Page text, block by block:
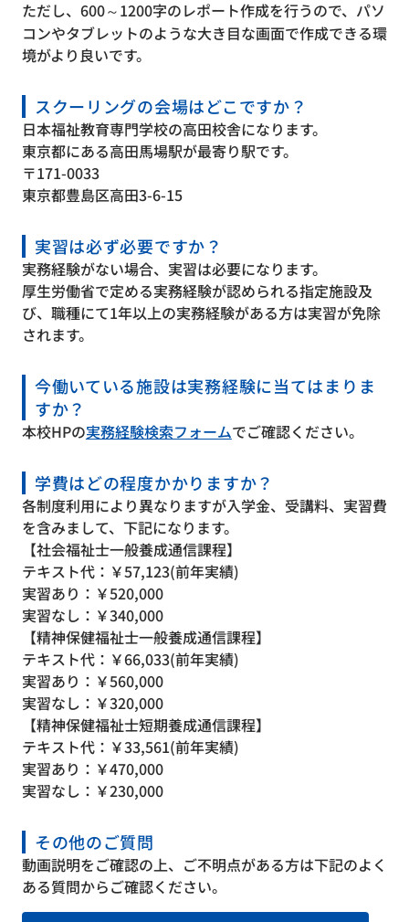
ただし、600～1200字のレポート作成を行うので、パソ
コンやタブレットのような大き目な画面で作成できる環
境がより良いです。
スクーリングの会場はどこですか？
日本福祉教育専門学校の高田校舎になります。
東京都にある高田馬場駅が最寄り駅です。
〒171-0033
東京都豊島区高田3-6-15
実習は必ず必要ですか？
実務経験がない場合、実習は必要になります。
厚生労働省で定める実務経験が認められる指定施設及
び、職種にて1年以上の実務経験がある方は実習が免除
されます。
今働いている施設は実務経験に当てはまりま
すか？
本校HPの実務経験検索フォームでご確認ください。
学費はどの程度かかりますか？
各制度利用により異なりますが入学金、受講料、実習費
を含みまして、下記になります。
【社会福祉士一般養成通信課程】
テキスト代：￥57,123(前年実績)
実習あり：￥520,000
実習なし：￥340,000
【精神保健福祉士一般養成通信課程】
テキスト代：￥66,033(前年実績)
実習あり：￥560,000
実習なし：￥320,000
【精神保健福祉士短期養成通信課程】
テキスト代：￥33,561(前年実績)
実習あり：￥470,000
実習なし：￥230,000
その他のご質問
動画説明をご確認の上、ご不明点がある方は下記のよく
ある質問からご確認ください。